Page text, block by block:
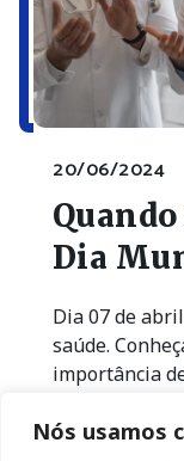
Nós usamos
20/06/2024
Dia
Dia 07 de
saúde.
importância